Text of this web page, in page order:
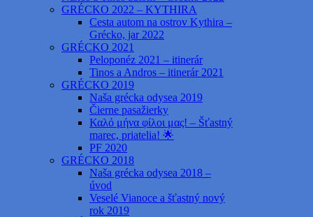
GRÉCKO 2022 – KYTHIRA
Cesta autom na ostrov Kythira –
Grécko, jar 2022
GRÉCKO 2021
Peloponéz 2021 – itinerár
Tinos a Andros – itinerár 2021
GRÉCKO 2019
Naša grécka odysea 2019
Čierne pasažierky
Καλό μήνα φίλοι μας! – Šťastný
marec, priatelia! 🌟
PF 2020
GRÉCKO 2018
Naša grécka odysea 2018 –
úvod
Veselé Vianoce a šťastný nový
rok 2019